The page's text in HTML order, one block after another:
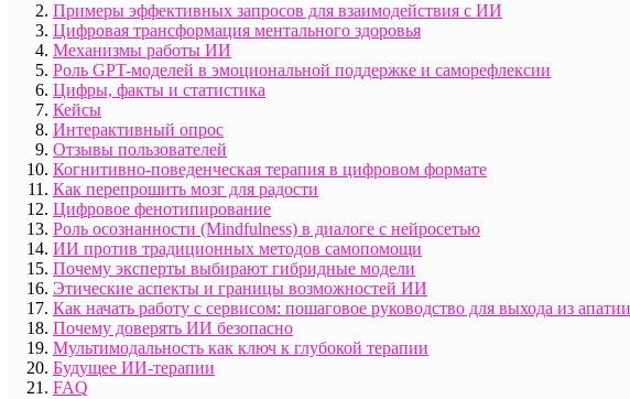
Примеры эффективных запросов для взаимодействия с ИИ
Цифровая трансформация ментального здоровья
Механизмы работы ИИ
Роль GPT-моделей в эмоциональной поддержке и саморефлексии
Цифры, факты и статистика
Кейсы
Интерактивный опрос
Отзывы пользователей
Когнитивно-поведенческая терапия в цифровом формате
Как перепрошить мозг для радости
Цифровое фенотипирование
Роль осознанности (Mindfulness) в диалоге с нейросетью
ИИ против традиционных методов самопомощи
Почему эксперты выбирают гибридные модели
Этические аспекты и границы возможностей ИИ
Как начать работу с сервисом: пошаговое руководство для выхода из апатии
Почему доверять ИИ безопасно
Мультимодальность как ключ к глубокой терапии
Будущее ИИ-терапии
FAQ